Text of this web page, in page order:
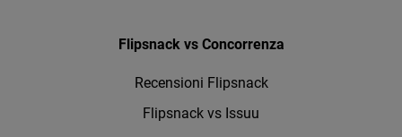
Flipsnack vs Concorrenza
Recensioni Flipsnack
Flipsnack vs Issuu